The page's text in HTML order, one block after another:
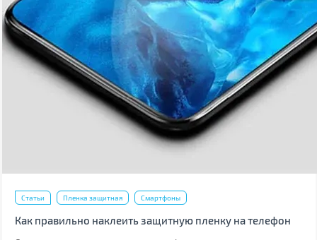
Статьи Пленка защитная Смартфоны
Как правильно наклеить защитную пленку на телефон